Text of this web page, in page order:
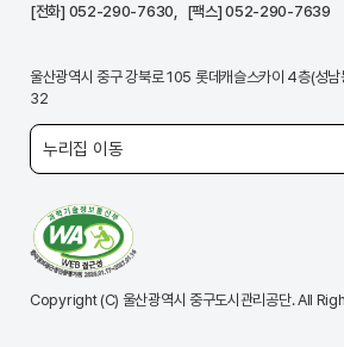
[전화] 052-290-7630 , [팩스] 052-290-7639
울산광역시 중구 강북로 105 롯데캐슬스카이 4층(성
32
누리집 이동
Copyright (C) 울산광역시 중구도시관리공단. All